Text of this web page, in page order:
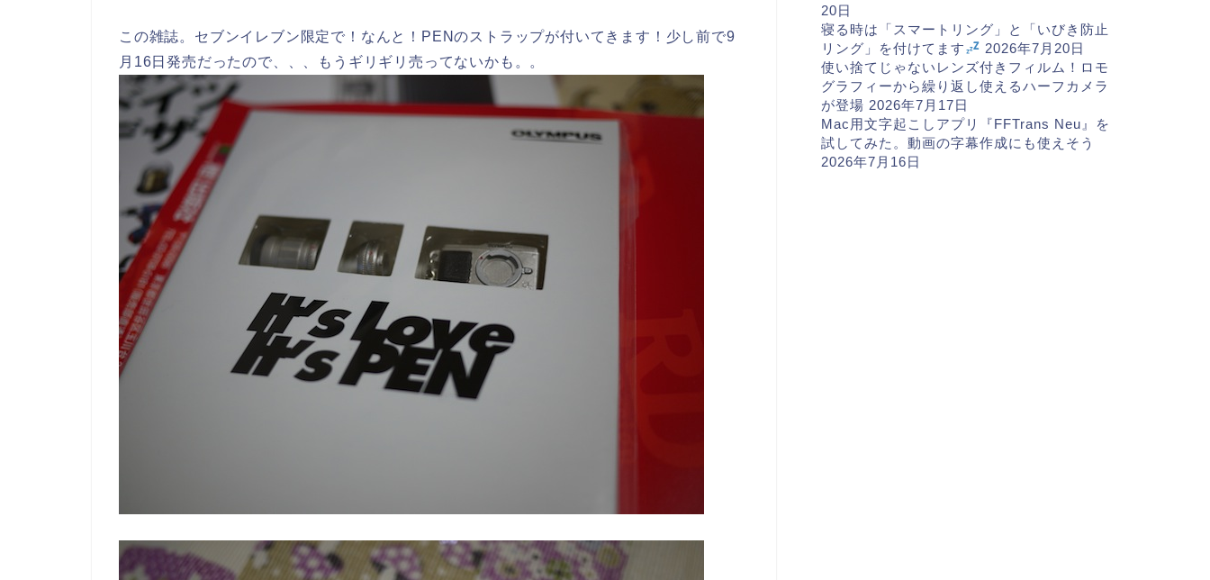
この雑誌。セブンイレブン限定で！なんと！PENのストラップが付いてきます！少し前で9
月16日発売だったので、、、もうギリギリ売ってないかも。。
20日
寝る時は「スマートリング」と「いびき防止
リング」を付けてます
2026年7月20日
使い捨てじゃないレンズ付きフィルム！ロモ
グラフィーから繰り返し使えるハーフカメラ
が登場 2026年7月17日
Mac用文字起こしアプリ『FFTrans Neu』を
試してみた。動画の字幕作成にも使えそう
2026年7月16日